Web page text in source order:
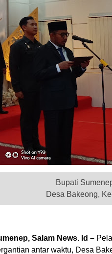
Bupati
Desa Bakeong,
Salam News. Id –
antar waktu, Desa